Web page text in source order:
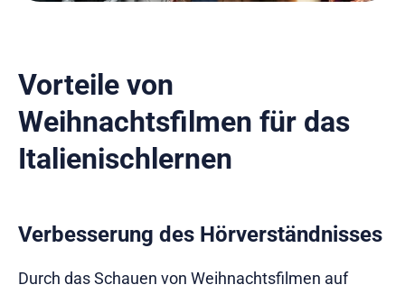
Vorteile von
Weihnachtsfilmen für das
Italienischlernen
Verbesserung des Hörverständnisses
Durch das Schauen von Weihnachtsfilmen auf